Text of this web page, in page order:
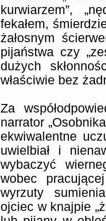
kurwiarzem”,
fekałem,
żałosnym
pijaństwa czy
dużych
właściwie bez
Za
narrator
ekwiwalentne
uwielbiał i
wybaczyć
wobec
wyrzuty
ojciec w knajpie